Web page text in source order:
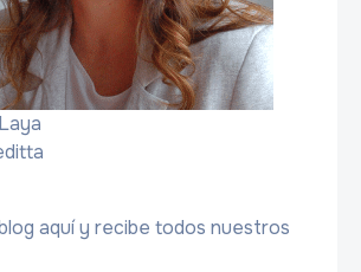
aquí y recibe todos nuestros